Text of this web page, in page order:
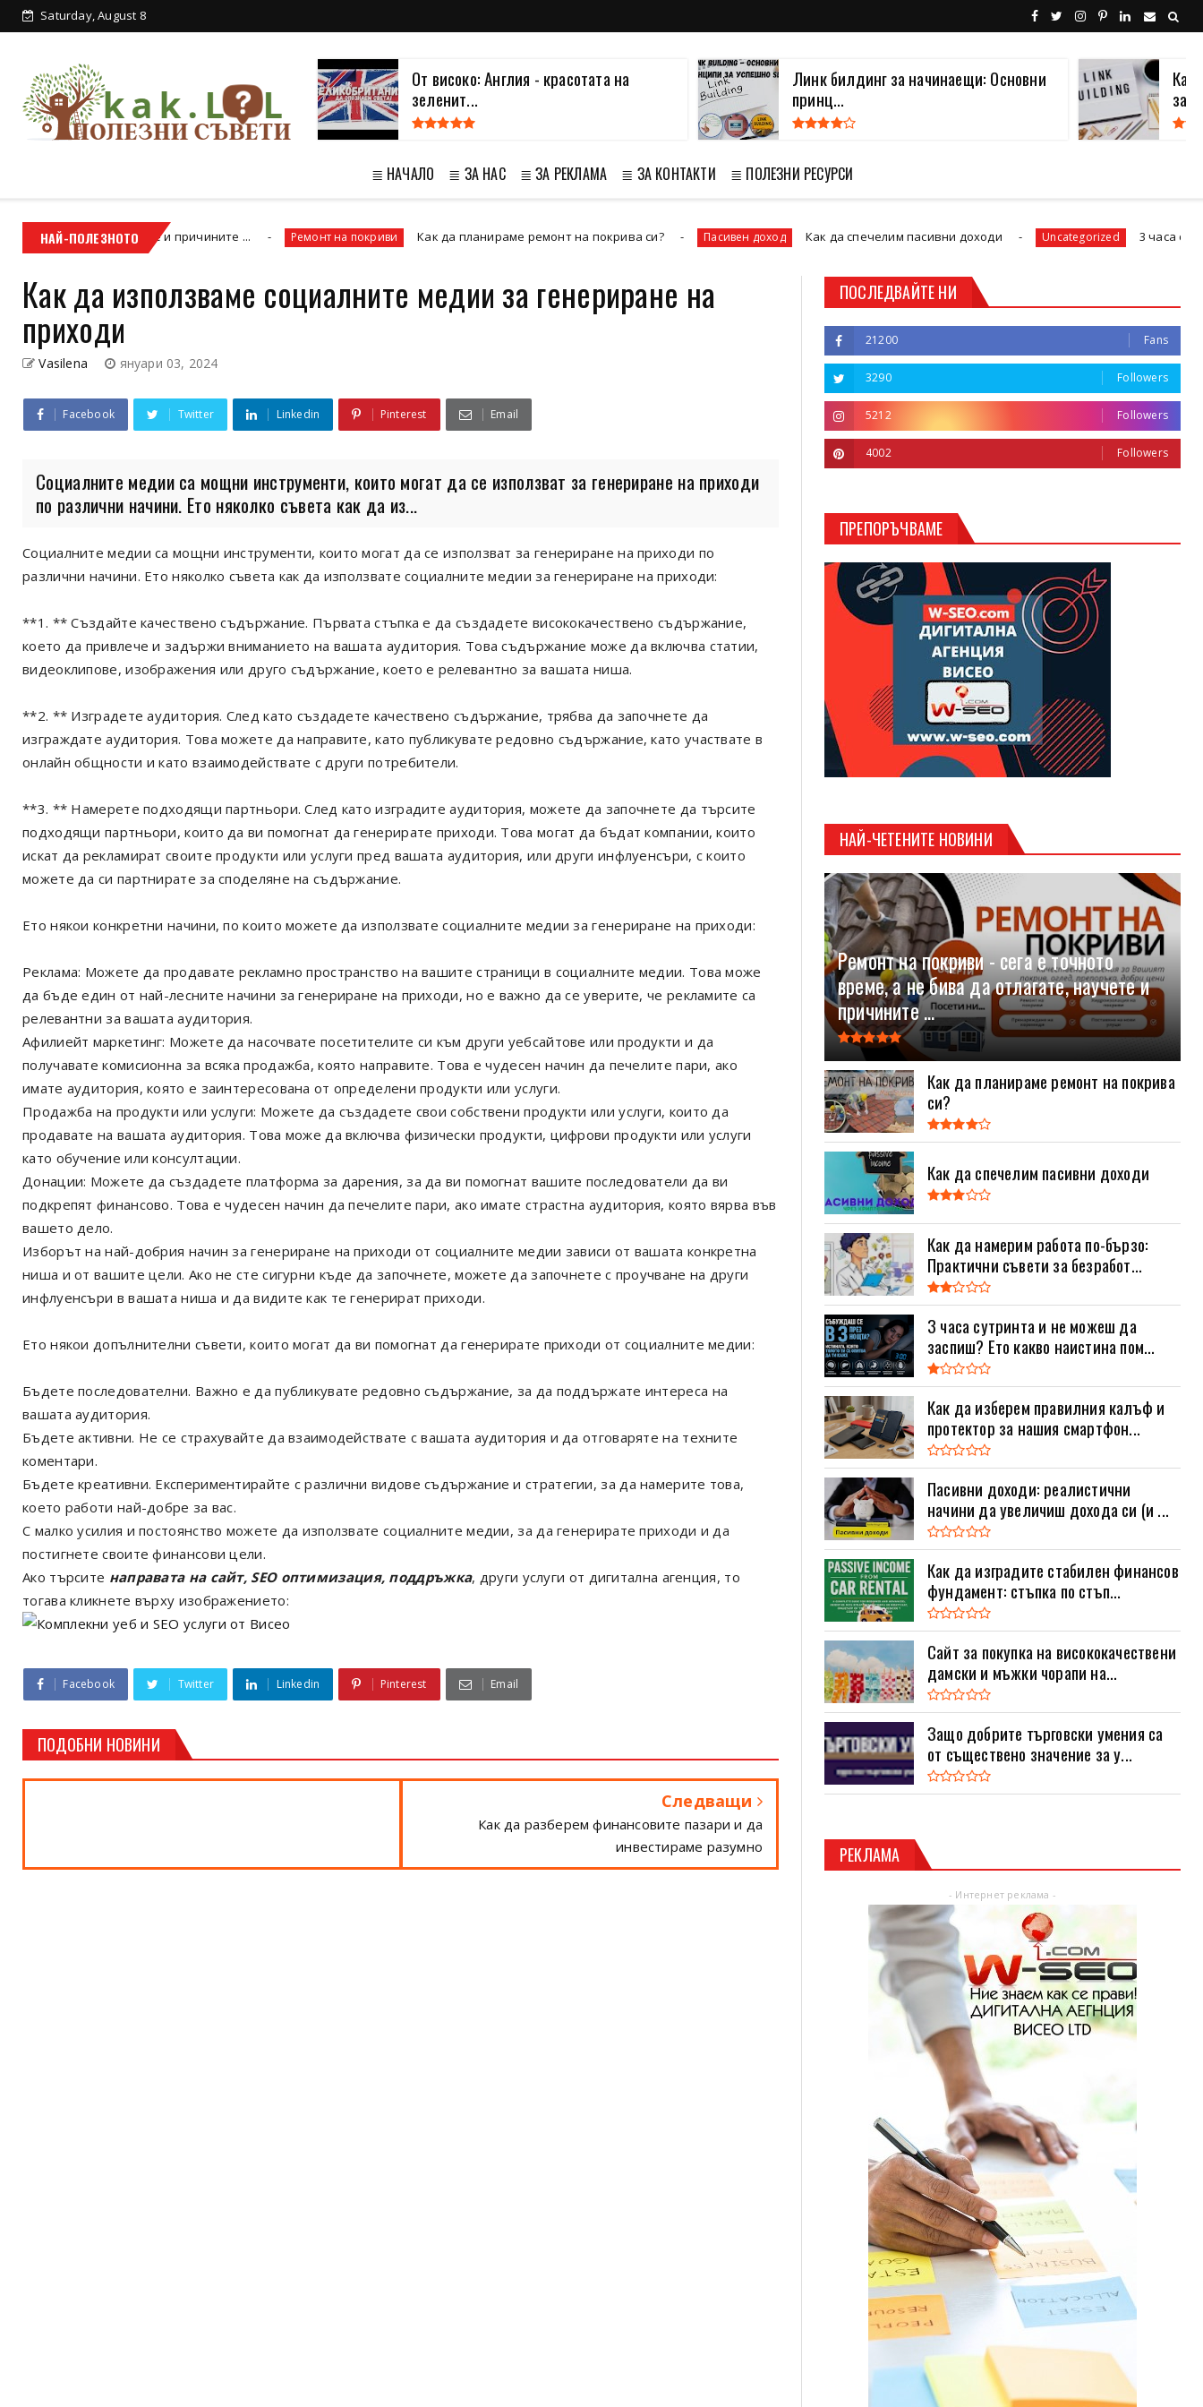
Saturday, August 8
От високо: Англия - красотата на
зеленит...
Линк билдинг за начинаещи: Основни
принц...
за
≣ НАЧАЛО ≣ ЗА НАС ≣ ЗА РЕКЛАМА ≣ ЗА КОНТАКТИ ≣ ПОЛЕЗНИ РЕСУРСИ
НАЙ-ПОЛЕЗНОТО
научете и причините ... Ремонт на покриви Как да планираме ремонт на покрива си? Пасивен доход Как да спечелим пасивни доходи Uncategorized 3 часа сутринта и
Как да използваме социалните медии за генериране на
приходи
Vasilena януари 03, 2024
Facebook Twitter Linkedin Pinterest Email
Социалните медии са мощни инструменти, които могат да се използват за генериране на приходи
по различни начини. Ето няколко съвета как да из...
Социалните медии са мощни инструменти, които могат да се използват за генериране на приходи по
различни начини. Ето няколко съвета как да използвате социалните медии за генериране на приходи:
**1. ** Създайте качествено съдържание. Първата стъпка е да създадете висококачествено съдържание,
което да привлече и задържи вниманието на вашата аудитория. Това съдържание може да включва статии,
видеоклипове, изображения или друго съдържание, което е релевантно за вашата ниша.
**2. ** Изградете аудитория. След като създадете качествено съдържание, трябва да започнете да
изграждате аудитория. Това можете да направите, като публикувате редовно съдържание, като участвате в
онлайн общности и като взаимодействате с други потребители.
**3. ** Намерете подходящи партньори. След като изградите аудитория, можете да започнете да търсите
подходящи партньори, които да ви помогнат да генерирате приходи. Това могат да бъдат компании, които
искат да рекламират своите продукти или услуги пред вашата аудитория, или други инфлуенсъри, с които
можете да си партнирате за споделяне на съдържание.
Ето някои конкретни начини, по които можете да използвате социалните медии за генериране на приходи:
Реклама: Можете да продавате рекламно пространство на вашите страници в социалните медии. Това може
да бъде един от най-лесните начини за генериране на приходи, но е важно да се уверите, че рекламите са
релевантни за вашата аудитория.
Афилиейт маркетинг: Можете да насочвате посетителите си към други уебсайтове или продукти и да
получавате комисионна за всяка продажба, която направите. Това е чудесен начин да печелите пари, ако
имате аудитория, която е заинтересована от определени продукти или услуги.
Продажба на продукти или услуги: Можете да създадете свои собствени продукти или услуги, които да
продавате на вашата аудитория. Това може да включва физически продукти, цифрови продукти или услуги
като обучение или консултации.
Донации: Можете да създадете платформа за дарения, за да ви помогнат вашите последователи да ви
подкрепят финансово. Това е чудесен начин да печелите пари, ако имате страстна аудитория, която вярва във
вашето дело.
Изборът на най-добрия начин за генериране на приходи от социалните медии зависи от вашата конкретна
ниша и от вашите цели. Ако не сте сигурни къде да започнете, можете да започнете с проучване на други
инфлуенсъри в вашата ниша и да видите как те генерират приходи.
Ето някои допълнителни съвети, които могат да ви помогнат да генерирате приходи от социалните медии:
Бъдете последователни. Важно е да публикувате редовно съдържание, за да поддържате интереса на
вашата аудитория.
Бъдете активни. Не се страхувайте да взаимодействате с вашата аудитория и да отговаряте на техните
коментари.
Бъдете креативни. Експериментирайте с различни видове съдържание и стратегии, за да намерите това,
което работи най-добре за вас.
С малко усилия и постоянство можете да използвате социалните медии, за да генерирате приходи и да
постигнете своите финансови цели.
Ако търсите направата на сайт, SEO оптимизация, поддръжка, други услуги от дигитална агенция, то
тогава кликнете върху изображението:
Facebook Twitter Linkedin Pinterest Email
ПОДОБНИ НОВИНИ
Следващи
Как да разберем финансовите пазари и да
инвестираме разумно
ПОСЛЕДВАЙТЕ НИ
21200 Fans
3290 Followers
5212 Followers
4002 Followers
ПРЕПОРЪЧВАМЕ
НАЙ-ЧЕТЕНИТЕ НОВИНИ
Ремонт на покриви - сега е точното
време, а не бива да отлагате, научете и
причините ...
Как да планираме ремонт на покрива
си?
Как да спечелим пасивни доходи
Как да намерим работа по-бързо:
Практични съвети за безработ...
3 часа сутринта и не можеш да
заспиш? Ето какво наистина пом...
Как да изберем правилния калъф и
протектор за нашия смартфон...
Пасивни доходи: реалистични
начини да увеличиш дохода си (и ...
Как да изградите стабилен финансов
фундамент: стъпка по стъп...
Сайт за покупка на висококачествени
дамски и мъжки чорапи на...
Защо добрите търговски умения са
от съществено значение за у...
РЕКЛАМА
- Интернет реклама -